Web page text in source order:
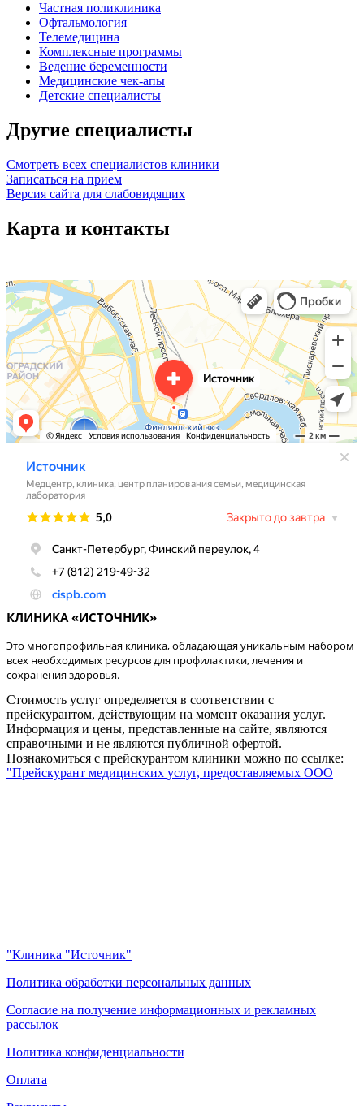
Частная поликлиника
Офтальмология
Телемедицина
Комплексные программы
Ведение беременности
Медицинские чек-апы
Детские специалисты
Другие специалисты
Смотреть всех специалистов клиники
Записаться на прием
Версия сайта для слабовидящих
Карта и контакты
КЛИНИКА «ИСТОЧНИК»
Это многопрофильная клиника, обладающая уникальным набором
всех необходимых ресурсов для профилактики, лечения и
сохранения здоровья.
Стоимость услуг определяется в соответствии с
прейскурантом, действующим на момент оказания услуг.
Информация и цены, представленные на сайте, являются
справочными и не являются публичной офертой.
Познакомиться с прейскурантом клиники можно по ссылке:
"Прейскурант медицинских услуг, предоставляемых ООО
"Клиника "Источник"
Политика обработки персональных данных
Согласие на получение информационных и рекламных
рассылок
Политика конфиденциальности
Оплата